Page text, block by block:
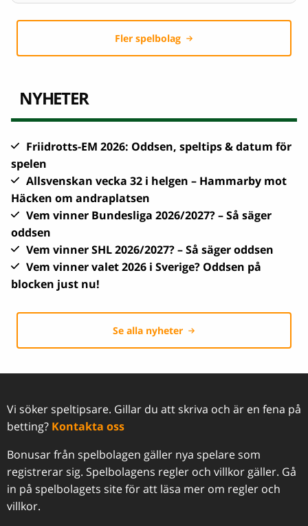
Fler spelbolag
NYHETER
Friidrotts-EM 2026: Oddsen, speltips & datum för
spelen
Allsvenskan vecka 32 i helgen – Hammarby mot
Häcken om andraplatsen
Vem vinner Bundesliga 2026/2027? – Så säger
oddsen
Vem vinner SHL 2026/2027? – Så säger oddsen
Vem vinner valet 2026 i Sverige? Oddsen på
blocken just nu!
Se alla nyheter
Vi söker speltipsare. Gillar du att skriva och är en fena på
betting? Kontakta oss
Bonusar från spelbolagen gäller nya spelare som
registrerar sig. Spelbolagens regler och villkor gäller. Gå
in på spelbolagets site för att läsa mer om regler och
villkor.